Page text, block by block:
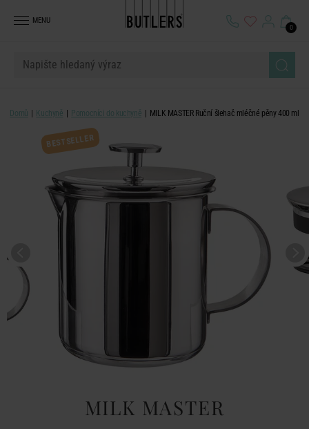
MENU
0
Domů Kuchyně Pomocníci do kuchyně MILK MASTER Ruční šlehač mléčné pěny 400 ml
BESTSELLER
MILK MASTER